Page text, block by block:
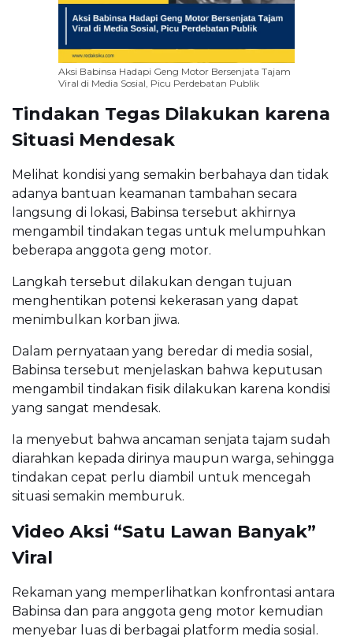
Aksi Babinsa Hadapi Geng Motor Bersenjata Tajam
Viral di Media Sosial, Picu Perdebatan Publik
Tindakan Tegas Dilakukan karena
Situasi Mendesak
Melihat kondisi yang semakin berbahaya dan tidak
adanya bantuan keamanan tambahan secara
langsung di lokasi, Babinsa tersebut akhirnya
mengambil tindakan tegas untuk melumpuhkan
beberapa anggota geng motor.
Langkah tersebut dilakukan dengan tujuan
menghentikan potensi kekerasan yang dapat
menimbulkan korban jiwa.
Dalam pernyataan yang beredar di media sosial,
Babinsa tersebut menjelaskan bahwa keputusan
mengambil tindakan fisik dilakukan karena kondisi
yang sangat mendesak.
Ia menyebut bahwa ancaman senjata tajam sudah
diarahkan kepada dirinya maupun warga, sehingga
tindakan cepat perlu diambil untuk mencegah
situasi semakin memburuk.
Video Aksi “Satu Lawan Banyak”
Viral
Rekaman yang memperlihatkan konfrontasi antara
Babinsa dan para anggota geng motor kemudian
menyebar luas di berbagai platform media sosial.